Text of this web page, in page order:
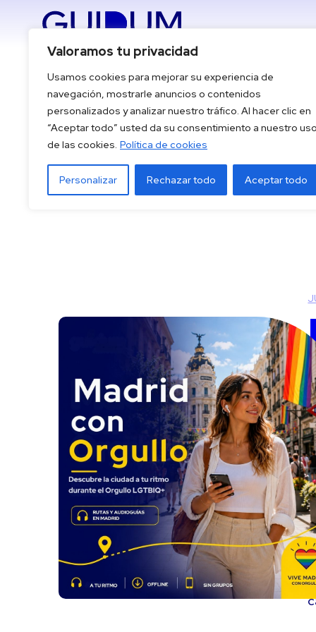
Valoramos tu privacidad
Usamos cookies para mejorar su experiencia de
navegación, mostrarle anuncios o contenidos
personalizados y analizar nuestro tráfico. Al hacer clic en
“Aceptar todo” usted da su consentimiento a nuestro
de las cookies. Política de cookies
Personalizar Rechazar todo Aceptar todo
contenido